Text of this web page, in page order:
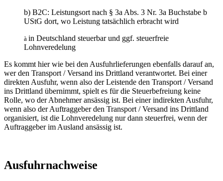
b) B2C: Leistungsort nach § 3a Abs. 3 Nr. 3a Buchstabe b
UStG dort, wo Leistung tatsächlich erbracht wird
à in Deutschland steuerbar und ggf. steuerfreie
Lohnveredelung
Es kommt hier wie bei den Ausfuhrlieferungen ebenfalls darauf an,
wer den Transport / Versand ins Drittland verantwortet. Bei einer
direkten Ausfuhr, wenn also der Leistende den Transport / Versand
ins Drittland übernimmt, spielt es für die Steuerbefreiung keine
Rolle, wo der Abnehmer ansässig ist. Bei einer indirekten Ausfuhr,
wenn also der Auftraggeber den Transport / Versand ins Drittland
organisiert, ist die Lohnveredelung nur dann steuerfrei, wenn der
Auftraggeber im Ausland ansässig ist.
Ausfuhrnachweise